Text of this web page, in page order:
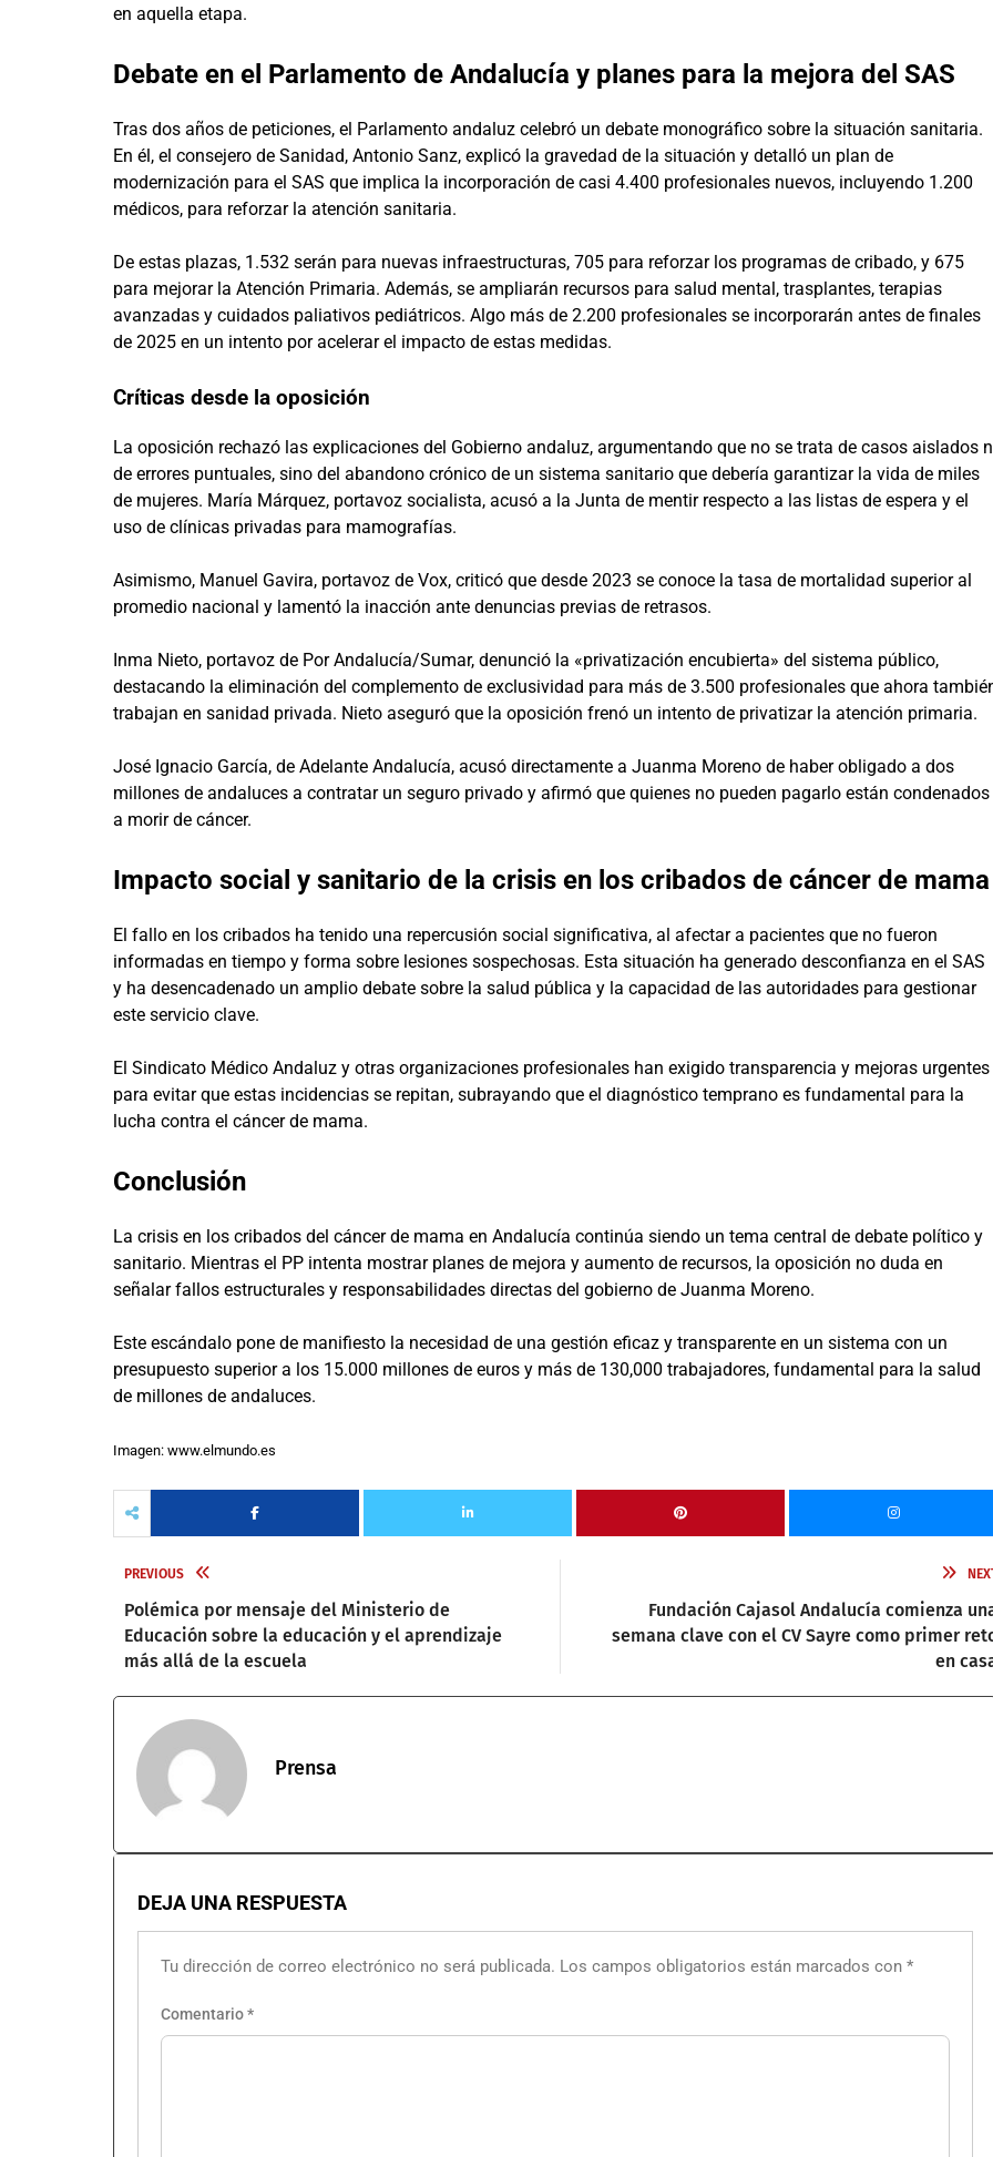
en aquella etapa.
Debate en el Parlamento de Andalucía y planes para la mejora del SAS
Tras dos años de peticiones, el Parlamento andaluz celebró un debate monográfico sobre la situación sanitaria.
En él, el consejero de Sanidad, Antonio Sanz, explicó la gravedad de la situación y detalló un plan de
modernización para el SAS que implica la incorporación de casi 4.400 profesionales nuevos, incluyendo 1.200
médicos, para reforzar la atención sanitaria.
De estas plazas, 1.532 serán para nuevas infraestructuras, 705 para reforzar los programas de cribado, y 675
para mejorar la Atención Primaria. Además, se ampliarán recursos para salud mental, trasplantes, terapias
avanzadas y cuidados paliativos pediátricos. Algo más de 2.200 profesionales se incorporarán antes de finales
de 2025 en un intento por acelerar el impacto de estas medidas.
Críticas desde la oposición
La oposición rechazó las explicaciones del Gobierno andaluz, argumentando que no se trata de casos aislados
de errores puntuales, sino del abandono crónico de un sistema sanitario que debería garantizar la vida de miles
de mujeres. María Márquez, portavoz socialista, acusó a la Junta de mentir respecto a las listas de espera y el
uso de clínicas privadas para mamografías.
Asimismo, Manuel Gavira, portavoz de Vox, criticó que desde 2023 se conoce la tasa de mortalidad superior al
promedio nacional y lamentó la inacción ante denuncias previas de retrasos.
Inma Nieto, portavoz de Por Andalucía/Sumar, denunció la «privatización encubierta» del sistema público,
destacando la eliminación del complemento de exclusividad para más de 3.500 profesionales que ahora
trabajan en sanidad privada. Nieto aseguró que la oposición frenó un intento de privatizar la atención primaria.
José Ignacio García, de Adelante Andalucía, acusó directamente a Juanma Moreno de haber obligado a dos
millones de andaluces a contratar un seguro privado y afirmó que quienes no pueden pagarlo están condenados
a morir de cáncer.
Impacto social y sanitario de la crisis en los cribados de cáncer de mama
El fallo en los cribados ha tenido una repercusión social significativa, al afectar a pacientes que no fueron
informadas en tiempo y forma sobre lesiones sospechosas. Esta situación ha generado desconfianza en el SAS
y ha desencadenado un amplio debate sobre la salud pública y la capacidad de las autoridades para gestionar
este servicio clave.
El Sindicato Médico Andaluz y otras organizaciones profesionales han exigido transparencia y mejoras urgentes
para evitar que estas incidencias se repitan, subrayando que el diagnóstico temprano es fundamental para la
lucha contra el cáncer de mama.
Conclusión
La crisis en los cribados del cáncer de mama en Andalucía continúa siendo un tema central de debate político y
sanitario. Mientras el PP intenta mostrar planes de mejora y aumento de recursos, la oposición no duda en
señalar fallos estructurales y responsabilidades directas del gobierno de Juanma Moreno.
Este escándalo pone de manifiesto la necesidad de una gestión eficaz y transparente en un sistema con un
presupuesto superior a los 15.000 millones de euros y más de 130,000 trabajadores, fundamental para la salud
de millones de andaluces.
Imagen: www.elmundo.es
PREVIOUS
Polémica por mensaje del Ministerio de
Educación sobre la educación y el aprendizaje
más allá de la escuela
Fundación Cajasol Andalucía comienza
semana clave con el CV Sayre como primer
en
Prensa
DEJA UNA RESPUESTA
Tu dirección de correo electrónico no será publicada. Los campos obligatorios están marcados con *
Comentario*